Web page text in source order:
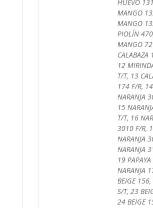
HUEVO
MANGO
MANGO
PIOLÍN
MANGO
CALABAZA
12
T/T, 13
174 F/R, 14
NARANJA
15
T/T, 16
3010 F/R,
NARANJA
NARANJA
19
NARANJA
BEIGE
S/T, 23
24 BEIGE